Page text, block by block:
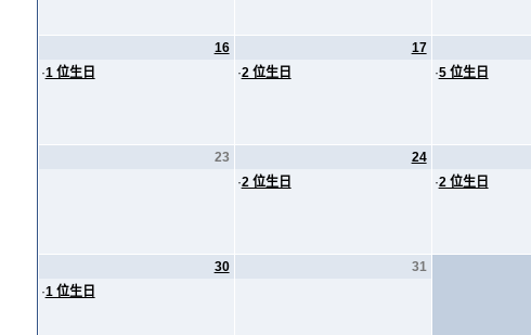
16
·1 位生日
17
·2 位生日
·5 位生日
23
24
·2 位生日
·2 位生日
30
·1 位生日
31